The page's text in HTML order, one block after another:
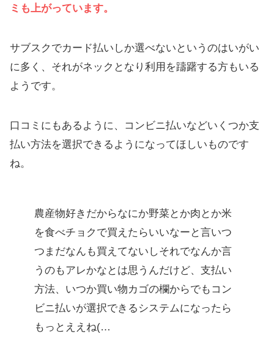
ミも上がっています。
サブスクでカード払いしか選べないというのはいがい
に多く、それがネックとなり利用を躊躇する方もいる
ようです。
口コミにもあるように、コンビニ払いなどいくつか支
払い方法を選択できるようになってほしいものです
ね。
農産物好きだからなにか野菜とか肉とか米
を食べチョクで買えたらいいなーと言いつ
つまだなんも買えてないしそれでなんか言
うのもアレかなとは思うんだけど、支払い
方法、いつか買い物カゴの欄からでもコン
ビニ払いが選択できるシステムになったら
もっとええね(…